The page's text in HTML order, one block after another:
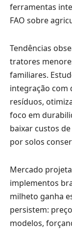
ferramentas
FAO sobre
Tendências
tratores
familiares.
integração com
resíduos,
foco em
baixar custos
por solos
Mercado
implementos
milheto ganha
persistem:
modelos,